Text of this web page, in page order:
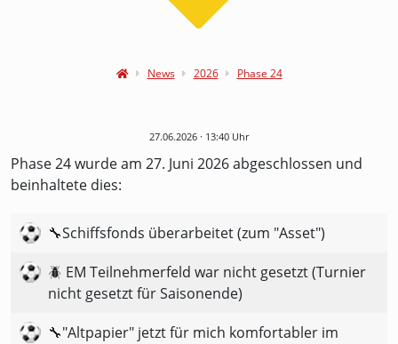
News 2026 Phase 24
27.06.2026 · 13:40 Uhr
Phase 24 wurde am 27. Juni 2026 abgeschlossen und
beinhaltete dies:
🔧Schiffsfonds überarbeitet (zum "Asset")
🪲 EM Teilnehmerfeld war nicht gesetzt (Turnier
nicht gesetzt für Saisonende)
🔧"Altpapier" jetzt für mich komfortabler im